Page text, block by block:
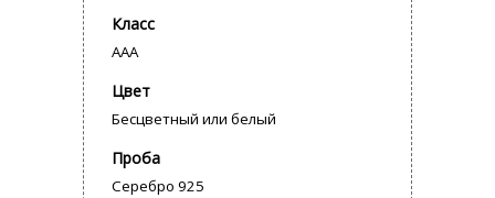
Класс
AAA
Цвет
Бесцветный или белый
Проба
Серебро 925